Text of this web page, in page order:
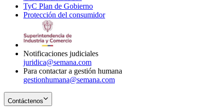
new
window
in
new
TyC Plan de Gobierno
in
Protección del consumidorOpens
Notificaciones judiciales
juridica@semana.com
Para contactar a gestión humana
gestionhumana@semana.com
Contáctenos